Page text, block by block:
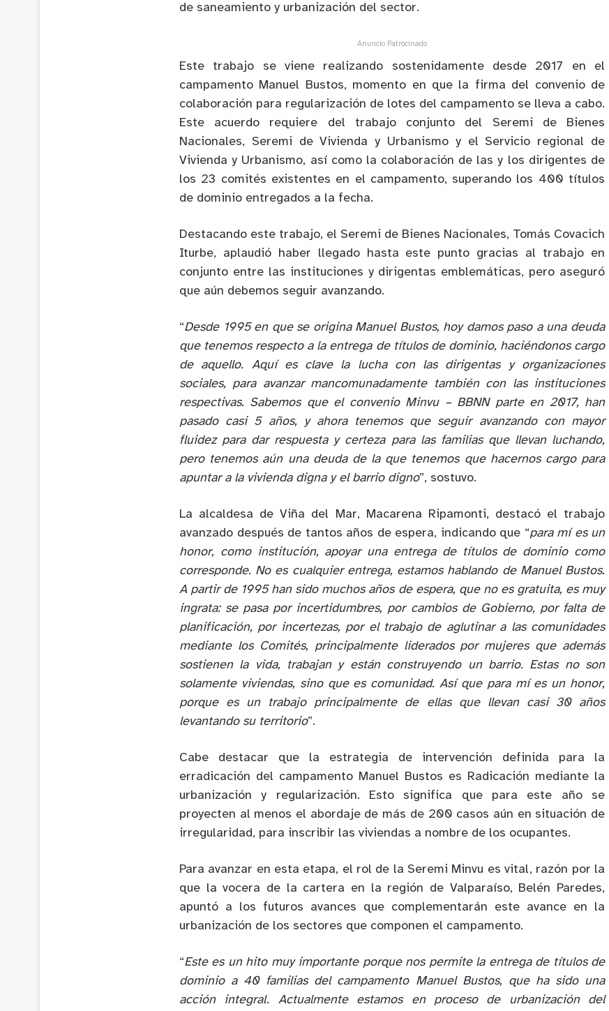
de saneamiento y urbanización del sector.
Anuncio Patrocinado
Este trabajo se viene realizando sostenidamente desde 2017 en el
campamento Manuel Bustos, momento en que la firma del convenio de
colaboración para regularización de lotes del campamento se lleva a cabo.
Este acuerdo requiere del trabajo conjunto del Seremi de Bienes
Nacionales, Seremi de Vivienda y Urbanismo y el Servicio regional de
Vivienda y Urbanismo, así como la colaboración de las y los dirigentes de
los 23 comités existentes en el campamento, superando los 400 títulos
de dominio entregados a la fecha.
Destacando este trabajo, el Seremi de Bienes Nacionales, Tomás Covacich
Iturbe, aplaudió haber llegado hasta este punto gracias al trabajo en
conjunto entre las instituciones y dirigentas emblemáticas, pero aseguró
que aún debemos seguir avanzando.
“Desde 1995 en que se origina Manuel Bustos, hoy damos paso a una deuda
que tenemos respecto a la entrega de títulos de dominio, haciéndonos cargo
de aquello. Aquí es clave la lucha con las dirigentas y organizaciones
sociales, para avanzar mancomunadamente también con las instituciones
respectivas. Sabemos que el convenio Minvu – BBNN parte en 2017, han
pasado casi 5 años, y ahora tenemos que seguir avanzando con mayor
fluidez para dar respuesta y certeza para las familias que llevan luchando,
pero tenemos aún una deuda de la que tenemos que hacernos cargo para
apuntar a la vivienda digna y el barrio digno”, sostuvo.
La alcaldesa de Viña del Mar, Macarena Ripamonti, destacó el trabajo
avanzado después de tantos años de espera, indicando que “para mí es un
honor, como institución, apoyar una entrega de títulos de dominio como
corresponde. No es cualquier entrega, estamos hablando de Manuel Bustos.
A partir de 1995 han sido muchos años de espera, que no es gratuita, es muy
ingrata: se pasa por incertidumbres, por cambios de Gobierno, por falta de
planificación, por incertezas, por el trabajo de aglutinar a las comunidades
mediante los Comités, principalmente liderados por mujeres que además
sostienen la vida, trabajan y están construyendo un barrio. Estas no son
solamente viviendas, sino que es comunidad. Así que para mí es un honor,
porque es un trabajo principalmente de ellas que llevan casi 30 años
levantando su territorio”.
Cabe destacar que la estrategia de intervención definida para la
erradicación del campamento Manuel Bustos es Radicación mediante la
urbanización y regularización. Esto significa que para este año se
proyecten al menos el abordaje de más de 200 casos aún en situación de
irregularidad, para inscribir las viviendas a nombre de los ocupantes.
Para avanzar en esta etapa, el rol de la Seremi Minvu es vital, razón por la
que la vocera de la cartera en la región de Valparaíso, Belén Paredes,
apuntó a los futuros avances que complementarán este avance en la
urbanización de los sectores que componen el campamento.
“Este es un hito muy importante porque nos permite la entrega de títulos de
dominio a 40 familias del campamento Manuel Bustos, que ha sido una
acción integral. Actualmente estamos en proceso de urbanización del